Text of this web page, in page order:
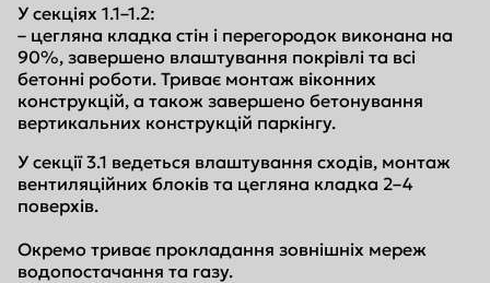
У секціях 1.1–1.2:
– цегляна кладка стін і перегородок виконана на
90%, завершено влаштування покрівлі та всі
бетонні роботи. Триває монтаж віконних
конструкцій, а також завершено бетонування
вертикальних конструкцій паркінгу.
У секції 3.1 ведеться влаштування сходів, монтаж
вентиляційних блоків та цегляна кладка 2–4
поверхів.
Окремо триває прокладання зовнішніх мереж
водопостачання та газу.